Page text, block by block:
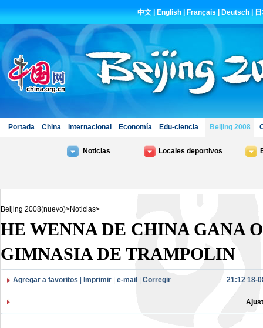
Beijing 2008(nuevo)>Noticias>
HE WENNA DE CHINA GANA
GIMNASIA DE TRAMPOLIN
Agregar a favoritos Imprimir e-mail Corregir 21:12 18-